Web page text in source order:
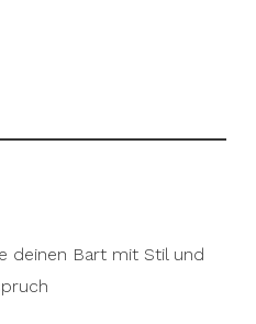
deinen Bart mit Stil und